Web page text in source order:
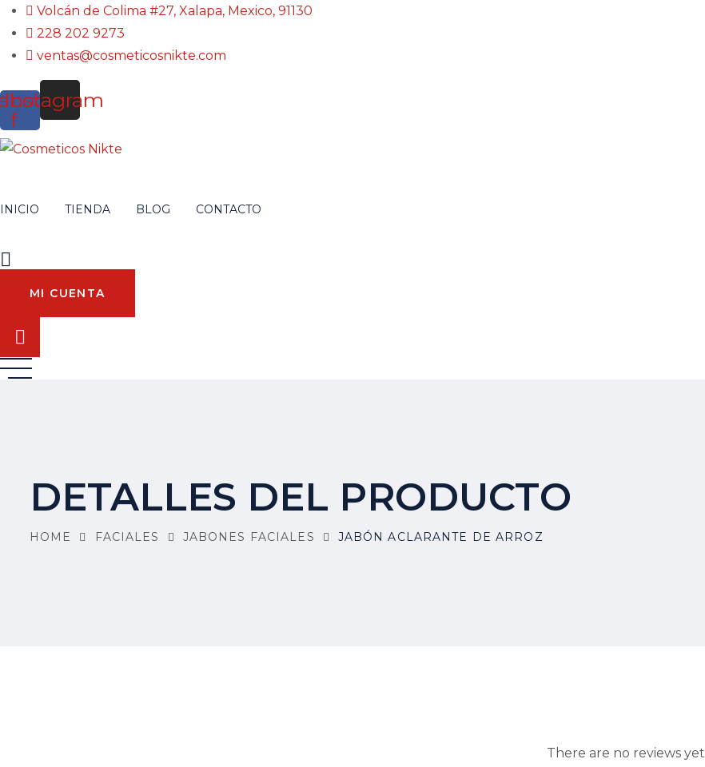
Volcán de Colima #27, Xalapa, Mexico, 91130
228 202 9273
ventas@cosmeticosnikte.com
f
Instagram
INICIO TIENDA BLOG CONTACTO
MI CUENTA
DETALLES DEL PRODUCTO
HOME FACIALES JABONES FACIALES JABÓN ACLARANTE DE ARROZ
There are no reviews yet